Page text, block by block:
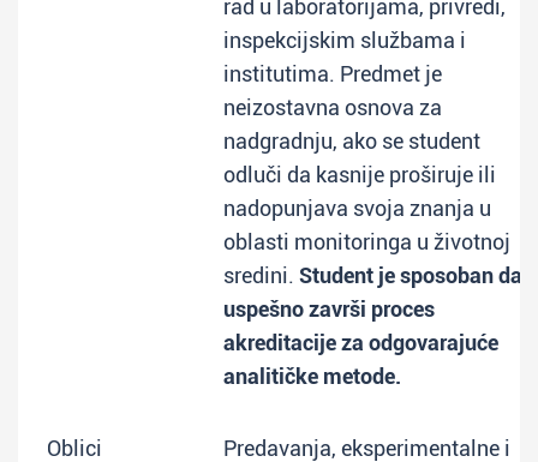
rad u laboratorijama, privredi,
inspekcijskim službama i
institutima. Predmet je
neizostavna osnova za
nadgradnju, ako se student
odluči da kasnije proširuje ili
nadopunjava svoja znanja u
oblasti monitoringa u životnoj
sredini. Student je sposoban da
uspešno završi proces
akreditacije za odgovarajuće
analitičke metode.
Oblici
Predavanja, eksperimentalne i